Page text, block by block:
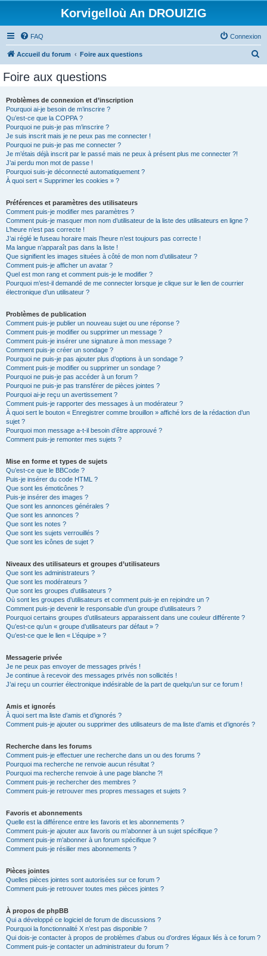
Korvigelloù An DROUIZIG
FAQ Connexion
Accueil du forum Foire aux questions
Foire aux questions
Problèmes de connexion et d’inscription
Pourquoi ai-je besoin de m’inscrire ?
Qu’est-ce que la COPPA ?
Pourquoi ne puis-je pas m’inscrire ?
Je suis inscrit mais je ne peux pas me connecter !
Pourquoi ne puis-je pas me connecter ?
Je m’étais déjà inscrit par le passé mais ne peux à présent plus me connecter ?!
J’ai perdu mon mot de passe !
Pourquoi suis-je déconnecté automatiquement ?
À quoi sert « Supprimer les cookies » ?
Préférences et paramètres des utilisateurs
Comment puis-je modifier mes paramètres ?
Comment puis-je masquer mon nom d’utilisateur de la liste des utilisateurs en ligne ?
L’heure n’est pas correcte !
J’ai réglé le fuseau horaire mais l’heure n’est toujours pas correcte !
Ma langue n’apparaît pas dans la liste !
Que signifient les images situées à côté de mon nom d’utilisateur ?
Comment puis-je afficher un avatar ?
Quel est mon rang et comment puis-je le modifier ?
Pourquoi m’est-il demandé de me connecter lorsque je clique sur le lien de courrier
électronique d’un utilisateur ?
Problèmes de publication
Comment puis-je publier un nouveau sujet ou une réponse ?
Comment puis-je modifier ou supprimer un message ?
Comment puis-je insérer une signature à mon message ?
Comment puis-je créer un sondage ?
Pourquoi ne puis-je pas ajouter plus d’options à un sondage ?
Comment puis-je modifier ou supprimer un sondage ?
Pourquoi ne puis-je pas accéder à un forum ?
Pourquoi ne puis-je pas transférer de pièces jointes ?
Pourquoi ai-je reçu un avertissement ?
Comment puis-je rapporter des messages à un modérateur ?
À quoi sert le bouton « Enregistrer comme brouillon » affiché lors de la rédaction d’un
sujet ?
Pourquoi mon message a-t-il besoin d’être approuvé ?
Comment puis-je remonter mes sujets ?
Mise en forme et types de sujets
Qu’est-ce que le BBCode ?
Puis-je insérer du code HTML ?
Que sont les émoticônes ?
Puis-je insérer des images ?
Que sont les annonces générales ?
Que sont les annonces ?
Que sont les notes ?
Que sont les sujets verrouillés ?
Que sont les icônes de sujet ?
Niveaux des utilisateurs et groupes d’utilisateurs
Que sont les administrateurs ?
Que sont les modérateurs ?
Que sont les groupes d’utilisateurs ?
Où sont les groupes d’utilisateurs et comment puis-je en rejoindre un ?
Comment puis-je devenir le responsable d’un groupe d’utilisateurs ?
Pourquoi certains groupes d’utilisateurs apparaissent dans une couleur différente ?
Qu’est-ce qu’un « groupe d’utilisateurs par défaut » ?
Qu’est-ce que le lien « L’équipe » ?
Messagerie privée
Je ne peux pas envoyer de messages privés !
Je continue à recevoir des messages privés non sollicités !
J’ai reçu un courrier électronique indésirable de la part de quelqu’un sur ce forum !
Amis et ignorés
À quoi sert ma liste d’amis et d’ignorés ?
Comment puis-je ajouter ou supprimer des utilisateurs de ma liste d’amis et d’ignorés ?
Recherche dans les forums
Comment puis-je effectuer une recherche dans un ou des forums ?
Pourquoi ma recherche ne renvoie aucun résultat ?
Pourquoi ma recherche renvoie à une page blanche ?!
Comment puis-je rechercher des membres ?
Comment puis-je retrouver mes propres messages et sujets ?
Favoris et abonnements
Quelle est la différence entre les favoris et les abonnements ?
Comment puis-je ajouter aux favoris ou m’abonner à un sujet spécifique ?
Comment puis-je m’abonner à un forum spécifique ?
Comment puis-je résilier mes abonnements ?
Pièces jointes
Quelles pièces jointes sont autorisées sur ce forum ?
Comment puis-je retrouver toutes mes pièces jointes ?
À propos de phpBB
Qui a développé ce logiciel de forum de discussions ?
Pourquoi la fonctionnalité X n’est pas disponible ?
Qui dois-je contacter à propos de problèmes d’abus ou d’ordres légaux liés à ce forum ?
Comment puis-je contacter un administrateur du forum ?